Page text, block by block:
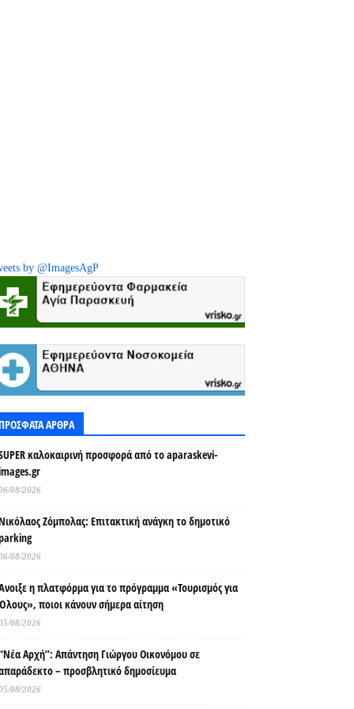
by @ImagesAgP
ΑΡΘΡΑ
καλοκαιρινή προσφορά από το aparaskevi-
08/2026
Ζόμπολας: Επιτακτική ανάγκη το δημοτικό
08/2026
η πλατφόρμα για το πρόγραμμα «Τουρισμός για
ποιοι κάνουν σήμερα αίτηση
08/2026
Αρχή”: Απάντηση Γιώργου Οικονόμου σε
– προσβλητικό δημοσίευμα
08/2026